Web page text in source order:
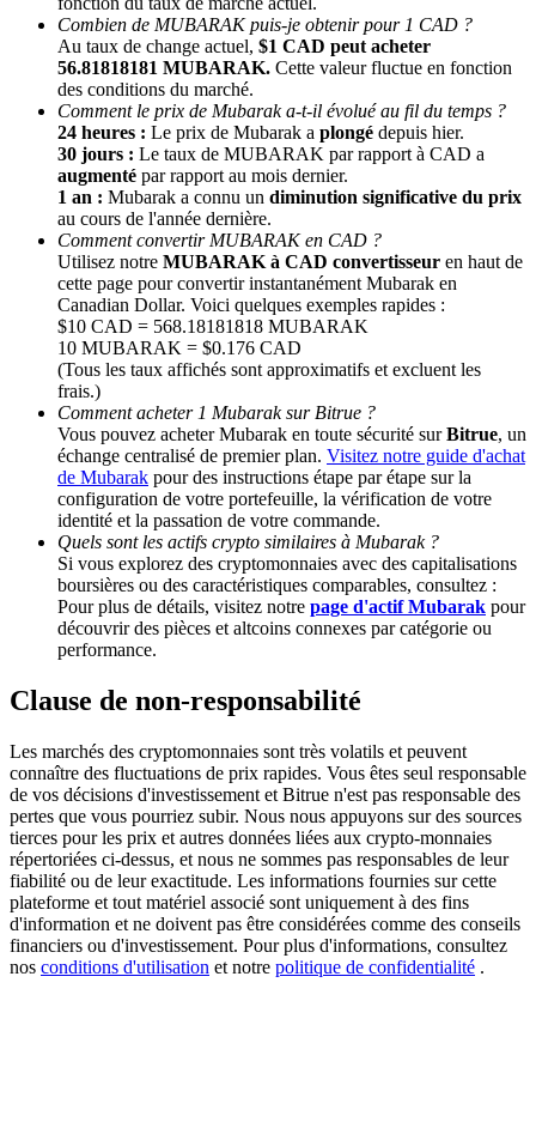
Parrainage
Invitez un ami pour recevoir des récompenses en espèces
Deposit CASHCAT & Win
Deposit CASHCAT & Win
Share 500000 CASHCAT prize pool
Exclusive for BitMart Users
Register & Trade to Win 500,000 USDT
Precious Metals Trading Carnival
Trade Gold & Silver · 33,333 USDT Bonus
USDT New User Exclusive 10% APR
USDT Flexible Staking | Daily Rewards
Combien de MUBARAK puis-je obtenir pour 1 CAD ?
Au taux de change actuel, $1 CAD peut acheter
56.81818181 MUBARAK. Cette valeur fluctue en fonction
des conditions du marché.
Comment le prix de Mubarak a-t-il évolué au fil du temps ?
24 heures : Le prix de Mubarak a plongé depuis hier.
30 jours : Le taux de MUBARAK par rapport à CAD a
augmenté par rapport au mois dernier.
1 an : Mubarak a connu un diminution significative du prix
au cours de l'année dernière.
Comment convertir MUBARAK en CAD ?
Utilisez notre MUBARAK à CAD convertisseur en haut de
cette page pour convertir instantanément Mubarak en
Canadian Dollar. Voici quelques exemples rapides :
$10 CAD = 568.18181818 MUBARAK
10 MUBARAK = $0.176 CAD
(Tous les taux affichés sont approximatifs et excluent les
frais.)
Comment acheter 1 Mubarak sur Bitrue ?
Vous pouvez acheter Mubarak en toute sécurité surBitrue, un
échange centralisé de premier plan. Visitez notre guide d'achat
de Mubarak pour des instructions étape par étape sur la
configuration de votre portefeuille, la vérification de votre
identité et la passation de votre commande.
Quels sont les actifs crypto similaires à Mubarak ?
Si vous explorez des cryptomonnaies avec des capitalisations
boursières ou des caractéristiques comparables, consultez :
Pour plus de détails, visitez notre page d'actif Mubarak pour
découvrir des pièces et altcoins connexes par catégorie ou
performance.
Clause de non-responsabilité
Les marchés des cryptomonnaies sont très volatils et peuvent
connaître des fluctuations de prix rapides. Vous êtes seul responsable
de vos décisions d'investissement et Bitrue n'est pas responsable des
pertes que vous pourriez subir. Nous nous appuyons sur des sources
tierces pour les prix et autres données liées aux crypto-monnaies
répertoriées ci-dessus, et nous ne sommes pas responsables de leur
fiabilité ou de leur exactitude. Les informations fournies sur cette
plateforme et tout matériel associé sont uniquement à des fins
d'information et ne doivent pas être considérées comme des conseils
financiers ou d'investissement. Pour plus d'informations, consultez
nos conditions d'utilisation et notre politique de confidentialité .